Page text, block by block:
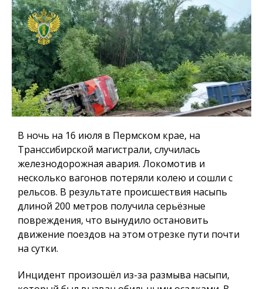
В ночь на 16 июля в Пермском крае, на
Транссибирской магистрали, случилась
железнодорожная авария. Локомотив и
несколько вагонов потеряли колею и сошли с
рельсов. В результате происшествия насыпь
длиной 200 метров получила серьёзные
повреждения, что вынудило остановить
движение поездов на этом отрезке пути почти
на сутки.
Инцидент произошёл из-за размыва насыпи,